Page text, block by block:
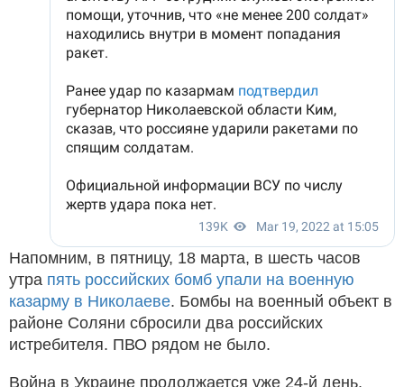
Напомним, в пятницу, 18 марта, в шесть часов
утра пять российских бомб упали на военную
казарму в Николаеве. Бомбы на военный объект в
районе Соляни сбросили два российских
истребителя. ПВО рядом не было.
Война в Украине продолжается уже 24-й день.